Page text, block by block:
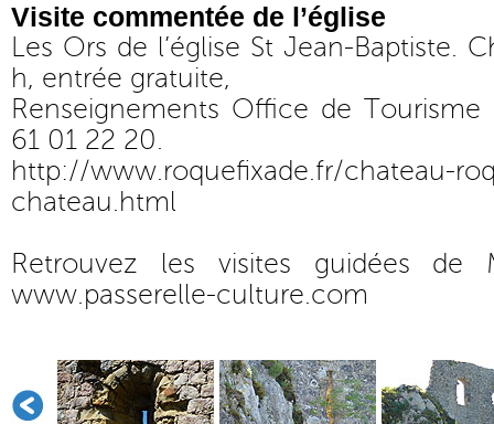
Visite commentée de l’église
Les Ors de l’église St Jean-Baptiste.
h, entrée gratuite,
Renseignements Office de
61 01 22 20.
http://www.roquefixade.fr/chateau-
chateau.html
Retrouvez les visites guidées de
www.passerelle-culture.com